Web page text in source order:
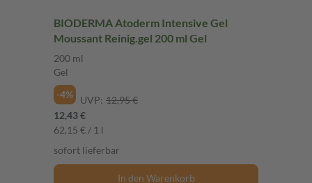
BIODERMA Atoderm Intensive Gel
Moussant Reinig.gel 200 ml Gel
200 ml
Gel
-4%
UVP: 12,95 €
12,43 €
62,15 € / 1 l
sofort lieferbar
In den Warenkorb